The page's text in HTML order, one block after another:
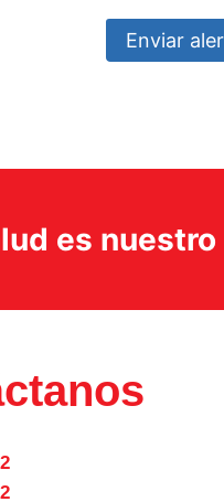
Enviar
es